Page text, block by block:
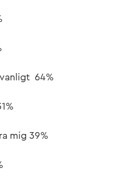
64%
mig 39%